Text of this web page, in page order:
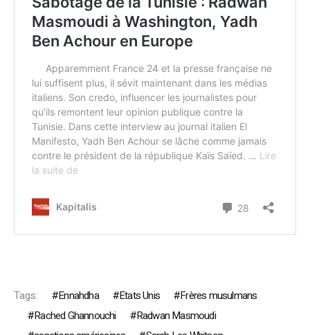
Tags: Ennahdha Etats Unis
Frères musulmans
Rached Ghannouchi
Radwan Masmoudi